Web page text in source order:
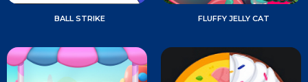
BALL STRIKE FLUFFY JELLY CAT